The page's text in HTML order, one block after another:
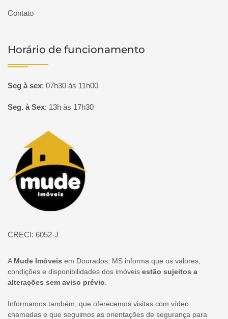
Contato
Horário de funcionamento
Seg à sex: 07h30 às 11h00
Seg. à Sex: 13h às 17h30
Página inicial
CRECI: 6052-J
A Mude Imóveis em Dourados, MS informa que os valores,
condições e disponibilidades dos imóveis estão sujeitos a
alterações sem aviso prévio
Informamos também, que oferecemos visitas com vídeo
chamadas e que seguimos as orientações de segurança para